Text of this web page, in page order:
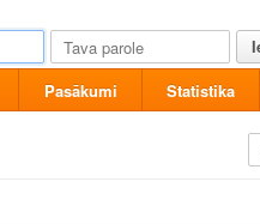
Pasākumi Statistika